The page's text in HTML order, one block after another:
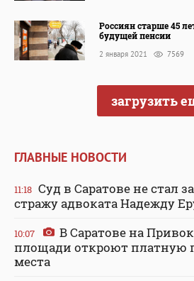
Россиян старше 45
будущей пенсии
2 января 2021 7569
загрузить
ГЛАВНЫЕ НОВОСТИ
11:18 Суд в Саратове не стал
стражу адвоката Надежду
10:07
В Саратове на
площади откроют платную
места